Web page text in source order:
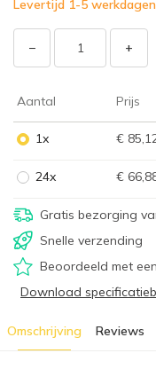
Levertijd 1-5 werkdagen
− +
Aantal Prijs
1x €
24x €
Gratis bezorging
Snelle verzending
Beoordeeld met
Download
Omschrijving Reviews